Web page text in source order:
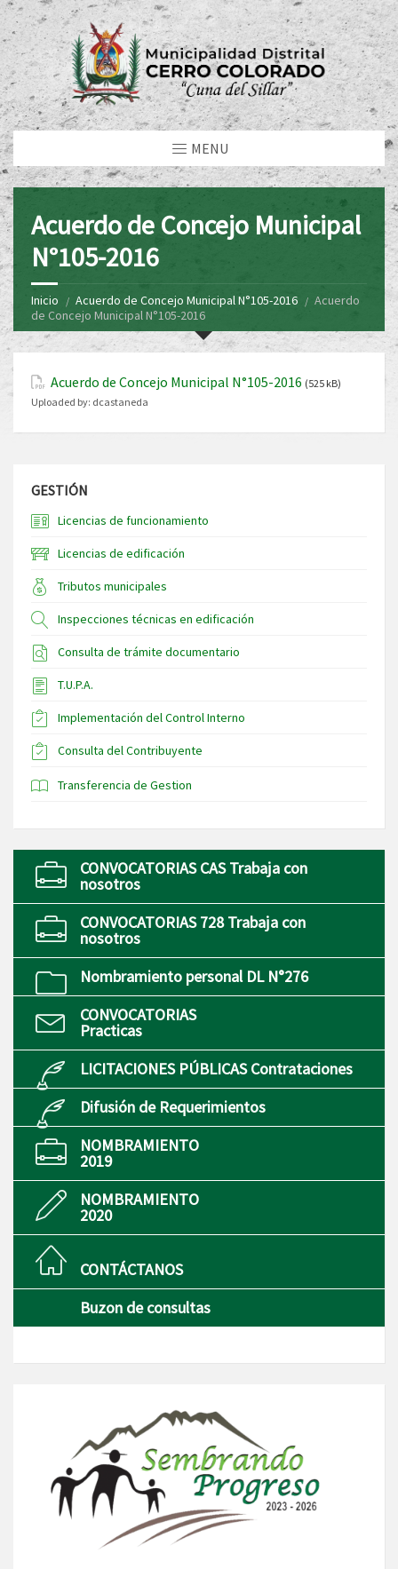
MENU
Acuerdo de Concejo Municipal
N°105-2016
Inicio Acuerdo de Concejo Municipal N°105-2016
Acuerdo
de Concejo Municipal N°105-2016
Acuerdo de Concejo Municipal N°105-2016 (525 kB)
Uploaded by: dcastaneda
GESTIÓN
Licencias de funcionamiento
Licencias de edificación
Tributos municipales
Inspecciones técnicas en edificación
Consulta de trámite documentario
T.U.P.A.
Implementación del Control Interno
Consulta del Contribuyente
Transferencia de Gestion
CONVOCATORIAS CAS Trabaja con
nosotros
CONVOCATORIAS 728 Trabaja con
nosotros
Nombramiento personal DL N°276
CONVOCATORIAS
Practicas
LICITACIONES PÚBLICAS Contrataciones
Difusión de Requerimientos
NOMBRAMIENTO
2019
NOMBRAMIENTO
2020
CONTÁCTANOS
Buzon de consultas